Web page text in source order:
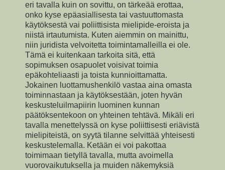
eri tavalla kuin on sovittu, on tärkeää erottaa,
onko kyse epäasiallisesta tai vastuuttomasta
käytöksestä vai poliittisista mielipide-eroista ja
niistä irtautumista. Kuten aiemmin on mainittu,
niin juridista velvoitetta toimintamalleilla ei ole.
Tämä ei kuitenkaan tarkoita sitä, että
sopimuksen osapuolet voisivat toimia
epäkohteliaasti ja toista kunnioittamatta.
Jokainen luottamushenkilö vastaa aina omasta
toiminnastaan ja käytöksestään, joten hyvän
keskusteluilmapiirin luominen kunnan
päätöksentekoon on yhteinen tehtävä. Mikäli eri
tavalla menettelyssä on kyse poliittisesti eriävistä
mielipiteistä, on syytä tilanne selvittää yhteisesti
keskustelemalla. Ketään ei voi pakottaa
toimimaan tietyllä tavalla, mutta avoimella
vuorovaikutuksella ja muiden näkemyksiä